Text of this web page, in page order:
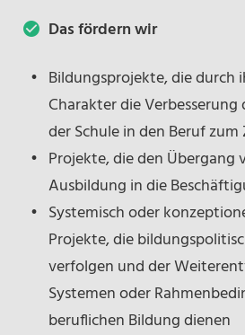
Das fördern wir
Bildungsprojekte, die durch
Charakter die Verbesserung
der Schule in den Beruf zum
Projekte, die den Übergang
Ausbildung in die
Systemisch oder
Projekte, die
verfolgen und der
Systemen oder
beruflichen Bildung dienen